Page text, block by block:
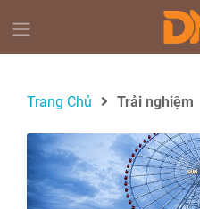
Trang Chủ Trải nghiệm